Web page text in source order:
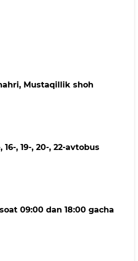
Mustаqillik shoh
16-, 19-, 20-, 22-avtobus
09:00 dan 18:00 gacha